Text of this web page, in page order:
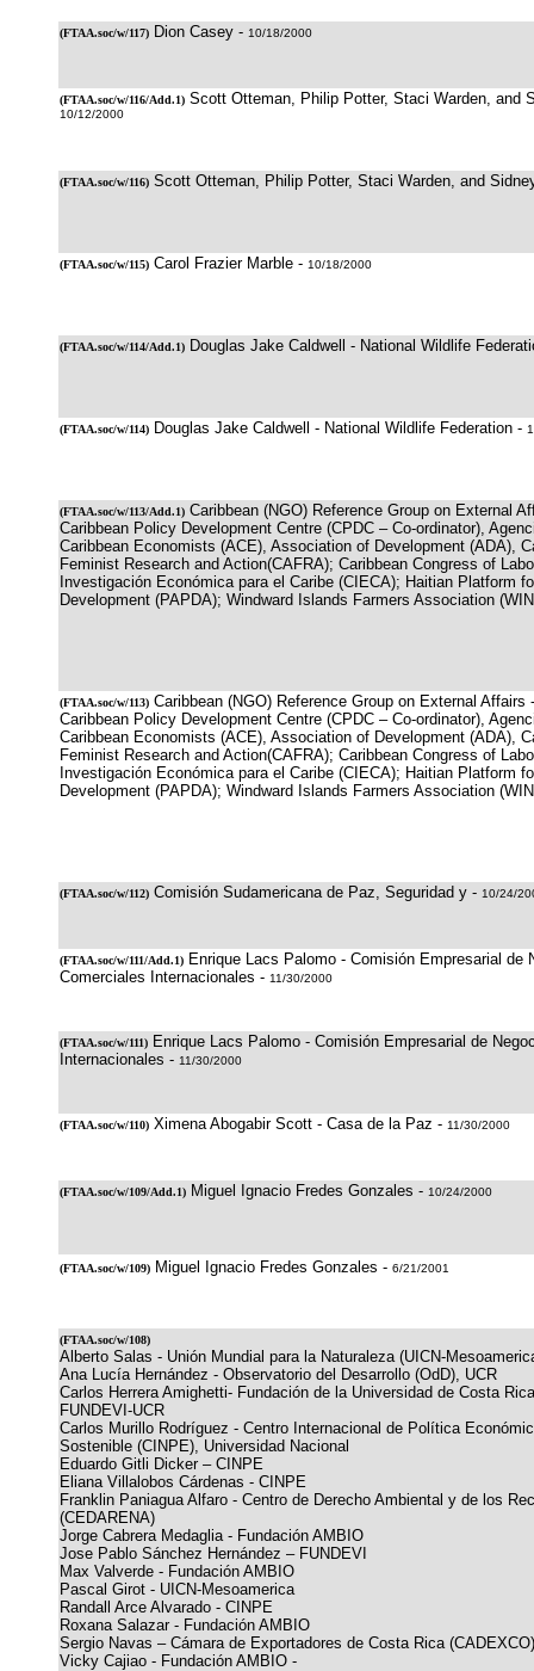
(FTAA.soc/w/117) Dion Casey - 10/18/2000
(FTAA.soc/w/116/Add.1) Scott Otteman, Philip Potter, Staci Warden, and
10/12/2000
(FTAA.soc/w/116) Scott Otteman, Philip Potter, Staci Warden, and
(FTAA.soc/w/115) Carol Frazier Marble - 10/18/2000
(FTAA.soc/w/114/Add.1) Douglas Jake Caldwell - National Wildlife
(FTAA.soc/w/114) Douglas Jake Caldwell - National Wildlife Federation -
(FTAA.soc/w/113/Add.1) Caribbean (NGO) Reference Group on External
Caribbean Policy Development Centre (CPDC – Co-ordinator),
Caribbean Economists (ACE), Association of Development (ADA),
Feminist Research and Action(CAFRA); Caribbean Congress of
Investigación Económica para el Caribe (CIECA); Haitian Platform
Development (PAPDA); Windward Islands Farmers Association
(FTAA.soc/w/113) Caribbean (NGO) Reference Group on External Affairs -
Caribbean Policy Development Centre (CPDC – Co-ordinator),
Caribbean Economists (ACE), Association of Development (ADA),
Feminist Research and Action(CAFRA); Caribbean Congress of
Investigación Económica para el Caribe (CIECA); Haitian Platform
Development (PAPDA); Windward Islands Farmers Association
(FTAA.soc/w/112) Comisión Sudamericana de Paz, Seguridad y - 10/24/
(FTAA.soc/w/111/Add.1) Enrique Lacs Palomo - Comisión Empresarial de
Comerciales Internacionales - 11/30/2000
(FTAA.soc/w/111) Enrique Lacs Palomo - Comisión Empresarial de
Internacionales - 11/30/2000
(FTAA.soc/w/110) Ximena Abogabir Scott - Casa de la Paz - 11/30/2000
(FTAA.soc/w/109/Add.1) Miguel Ignacio Fredes Gonzales - 10/24/2000
(FTAA.soc/w/109) Miguel Ignacio Fredes Gonzales - 6/21/2001
(FTAA.soc/w/108)
Alberto Salas - Unión Mundial para la Naturaleza (UICN-
Ana Lucía Hernández - Observatorio del Desarrollo (OdD), UCR
Carlos Herrera Amighetti- Fundación de la Universidad de Costa
FUNDEVI-UCR
Carlos Murillo Rodríguez - Centro Internacional de Política
Sostenible (CINPE), Universidad Nacional
Eduardo Gitli Dicker – CINPE
Eliana Villalobos Cárdenas - CINPE
Franklin Paniagua Alfaro - Centro de Derecho Ambiental y de los
(CEDARENA)
Jorge Cabrera Medaglia - Fundación AMBIO
Jose Pablo Sánchez Hernández – FUNDEVI
Max Valverde - Fundación AMBIO
Pascal Girot - UICN-Mesoamerica
Randall Arce Alvarado - CINPE
Roxana Salazar - Fundación AMBIO
Sergio Navas – Cámara de Exportadores de Costa Rica (CADEXCO)
Vicky Cajiao - Fundación AMBIO -